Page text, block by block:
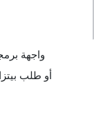
واجهة